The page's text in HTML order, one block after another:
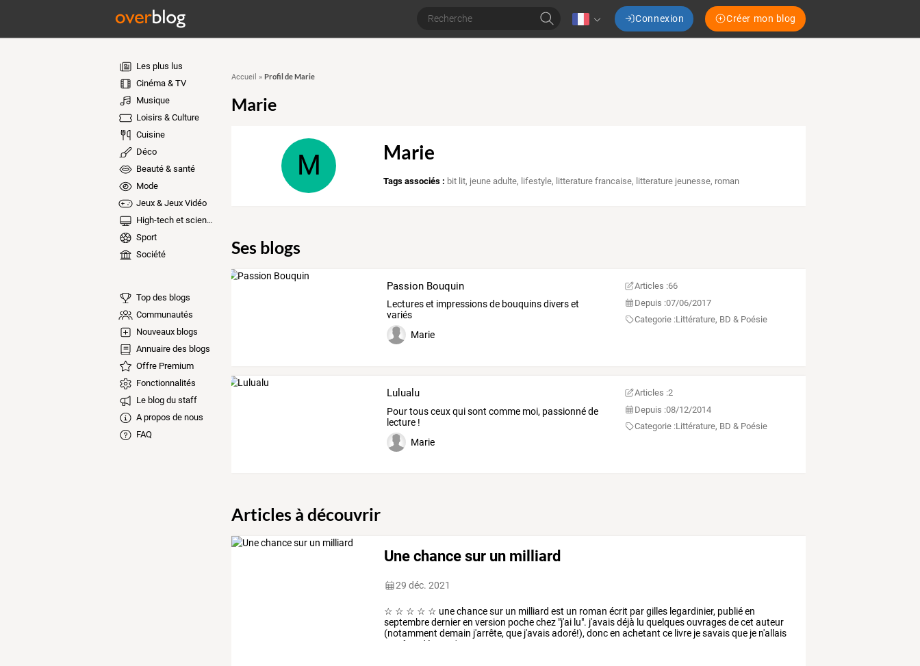
Connexion Créer mon blog
Les plus lus
Cinéma & TV
Musique
Loisirs & Culture
Cuisine
Déco
Beauté & santé
Mode
Jeux & Jeux Vidéo
High-tech et sciences
Sport
Société
Top des blogs
Communautés
Nouveaux blogs
Annuaire des blogs
Offre Premium
Fonctionnalités
Le blog du staff
A propos de nous
FAQ
Accueil » Profil de Marie
Marie
M Marie
Tags associés : bit lit, jeune adulte, lifestyle, litterature francaise, litterature jeunesse, roman
Ses blogs
Passion Bouquin
Lectures et impressions de bouquins divers et
variés
Marie
Articles :66
Depuis :07/06/2017
Categorie :Littérature, BD & Poésie
Lulualu
Pour tous ceux qui sont comme moi, passionné de
lecture !
Marie
Articles :2
Depuis :08/12/2014
Categorie :Littérature, BD & Poésie
Articles à découvrir
Une chance sur un milliard
29 déc. 2021
☆ ☆ ☆ ☆ ☆ unechancesur un milliard est un roman écrit pargilles legardinier, publiéen
septembredernieren version pochechez "j'ai lu". j'avaisdéjà lu quelquesouvragesdecet auteur
(notamment demain j'arrête,que j'avaisadoré!),doncen achetant ce livre jesavaisque je n'allais
être déçue. c'est